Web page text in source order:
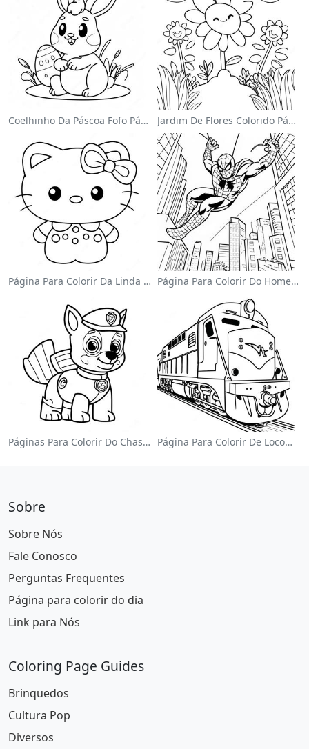
Coelhinho Da Páscoa Fofo Página Para Colorir Jardim De Flores Colorido Página Para Colorir
Página Para Colorir Da Linda Hello Kitty Com Laço Página Para Colorir Do Homem-Aranha Balançando Pela Cidade
Páginas Para Colorir Do Chase Da Patrulha Canina Página Para Colorir De Locomotiva Colorida
Sobre
Sobre Nós
Fale Conosco
Perguntas Frequentes
Página para colorir do dia
Link para Nós
Coloring Page Guides
Brinquedos
Cultura Pop
Diversos